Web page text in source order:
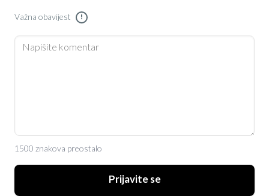
Važna obavijest !
1500 znakova preostalo
Prijavite se